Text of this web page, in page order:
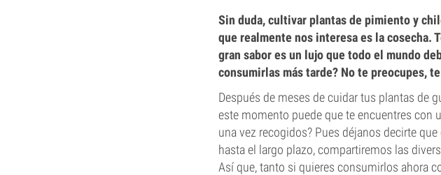
Sin duda, cultivar plantas de pimiento y
que realmente nos interesa es la cosecha.
gran sabor es un lujo que todo el mundo
consumirlas más tarde? No te preocupes,
Después de meses de cuidar tus plantas de
este momento puede que te encuentres con
una vez recogidos? Pues déjanos decirte
hasta el largo plazo, compartiremos las
Así que, tanto si quieres consumirlos ahora